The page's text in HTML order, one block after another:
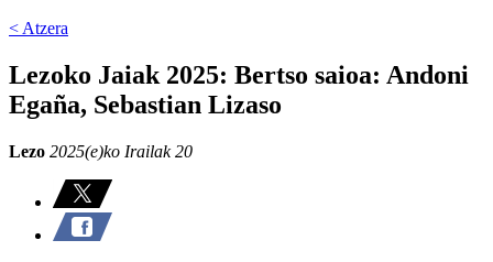
< Atzera
Lezoko Jaiak 2025: Bertso saioa: Andoni
Egaña, Sebastian Lizaso
Lezo 2025(e)ko Irailak 20